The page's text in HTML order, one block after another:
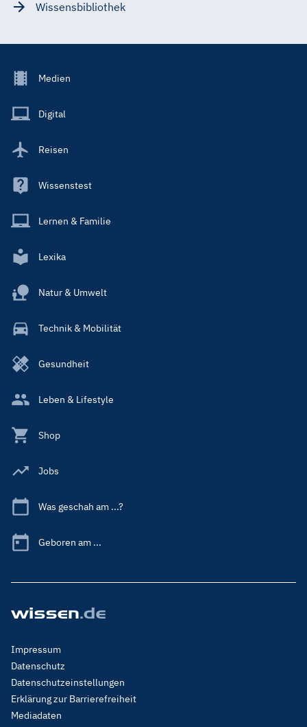
Wissensbibliothek
Footer
Main
Medien
Digital
Reisen
Wissenstest
Lernen & Familie
Lexika
Natur & Umwelt
Technik & Mobilität
Gesundheit
Leben & Lifestyle
Shop
Jobs
Was geschah am ...?
Geboren am ...
Footer
Menu
Legal
Impressum
Datenschutz
Datenschutzeinstellungen
Erklärung zur Barrierefreiheit
Mediadaten